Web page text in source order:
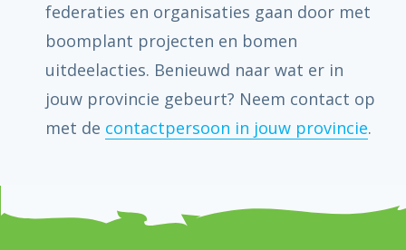
federaties en organisaties gaan door met
boomplant projecten en bomen
uitdeelacties. Benieuwd naar wat er in
jouw provincie gebeurt? Neem contact op
met de contactpersoon in jouw provincie.